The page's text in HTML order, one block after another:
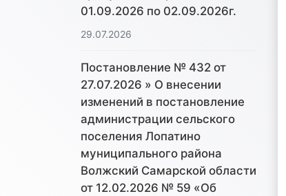
01.09.2026 по 02.09.2026г.
29.07.2026
Постановление № 432 от
27.07.2026 » О внесении
изменений в постановление
администрации сельского
поселения Лопатино
муниципального района
Волжский Самарской области
от 12.02.2026 № 59 «Об